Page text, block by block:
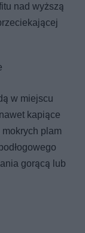
nad wyższą
w miejscu
kapiące
plam
gorącą lub